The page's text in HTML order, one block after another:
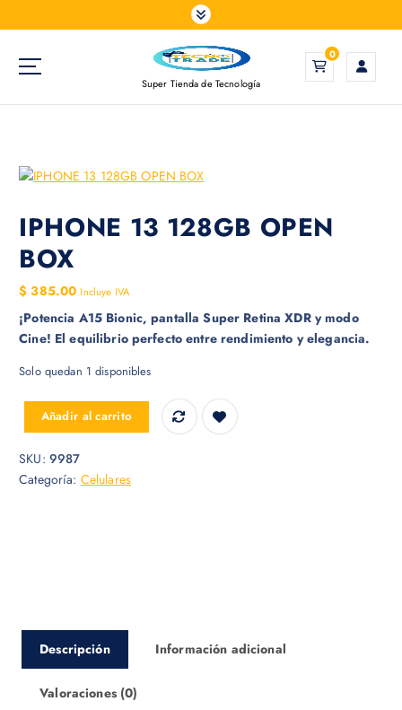
a
Super Tienda de Tecnología
0
IPHONE 13 128GB OPEN
BOX
$ 385.00 Incluye IVA
¡Potencia A15 Bionic, pantalla Super Retina XDR y modo
Cine! El equilibrio perfecto entre rendimiento y elegancia.
Solo quedan 1 disponibles
IPHONE 13 128GB OPEN BOX cantidad
Añadir al carrito
SKU: 9987
Categoría: Celulares
Descripción Información adicional
Valoraciones (0)